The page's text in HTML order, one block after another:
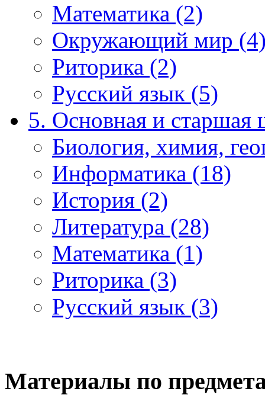
Математика (2)
Окружающий мир
Риторика (2)
Русский язык (5)
5. Основная и старшая
Биология, химия,
Информатика (18)
История (2)
Литература (28)
Математика (1)
Риторика (3)
Русский язык (3)
Материалы по